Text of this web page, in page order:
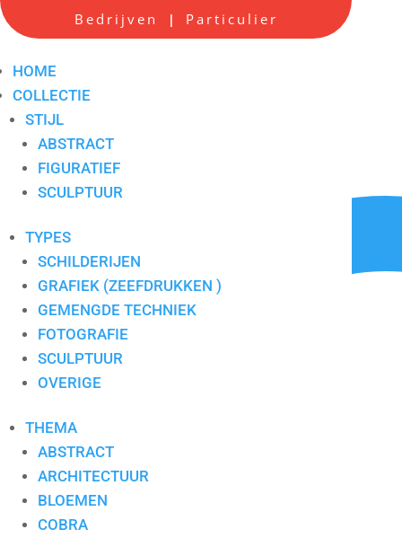
Bedrijven | Particulier
HOME
COLLECTIE
STIJL
ABSTRACT
FIGURATIEF
SCULPTUUR
TYPES
SCHILDERIJEN
GRAFIEK (ZEEFDRUKKEN )
GEMENGDE TECHNIEK
FOTOGRAFIE
SCULPTUUR
OVERIGE
THEMA
ABSTRACT
ARCHITECTUUR
BLOEMEN
COBRA
Michel Poort 2
Artikelnummer: